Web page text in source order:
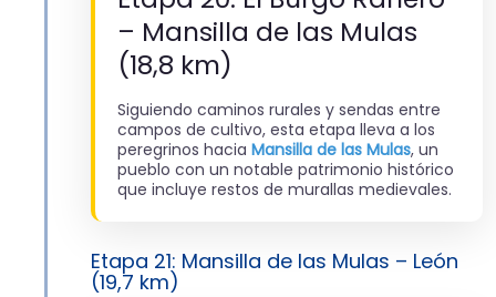
– Mansilla de las Mulas
(18,8 km)
Siguiendo caminos rurales y sendas entre
campos de cultivo, esta etapa lleva a los
peregrinos hacia Mansilla de las Mulas, un
pueblo con un notable patrimonio histórico
que incluye restos de murallas medievales.
Etapa 21: Mansilla de las Mulas – León
(19,7 km)